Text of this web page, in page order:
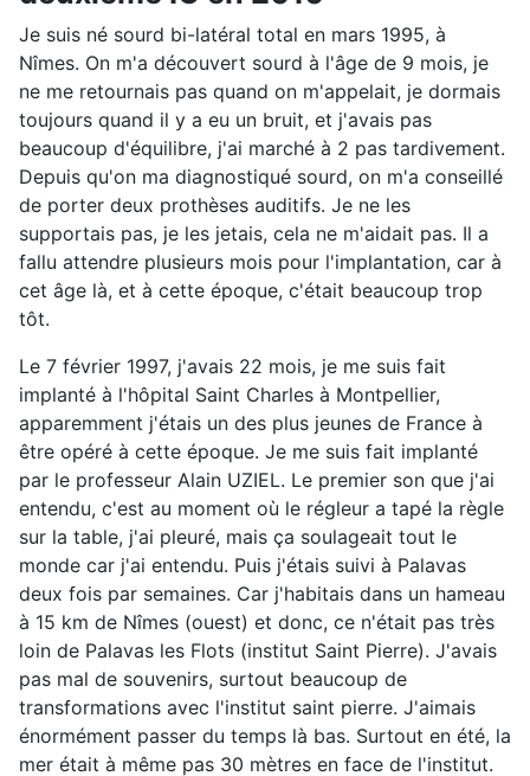
Je suis né sourd bi-latéral total en mars 1995, à
Nîmes. On m'a découvert sourd à l'âge de 9 mois, je
ne me retournais pas quand on m'appelait, je dormais
toujours quand il y a eu un bruit, et j'avais pas
beaucoup d'équilibre, j'ai marché à 2 pas tardivement.
Depuis qu'on ma diagnostiqué sourd, on m'a conseillé
de porter deux prothèses auditifs. Je ne les
supportais pas, je les jetais, cela ne m'aidait pas. Il a
fallu attendre plusieurs mois pour l'implantation, car à
cet âge là, et à cette époque, c'était beaucoup trop
tôt.
Le 7 février 1997, j'avais 22 mois, je me suis fait
implanté à l'hôpital Saint Charles à Montpellier,
apparemment j'étais un des plus jeunes de France à
être opéré à cette époque. Je me suis fait implanté
par le professeur Alain UZIEL. Le premier son que j'ai
entendu, c'est au moment où le régleur a tapé la règle
sur la table, j'ai pleuré, mais ça soulageait tout le
monde car j'ai entendu. Puis j'étais suivi à Palavas
deux fois par semaines. Car j'habitais dans un hameau
à 15 km de Nîmes (ouest) et donc, ce n'était pas très
loin de Palavas les Flots (institut Saint Pierre). J'avais
pas mal de souvenirs, surtout beaucoup de
transformations avec l'institut saint pierre. J'aimais
énormément passer du temps là bas. Surtout en été, la
mer était à même pas 30 mètres en face de l'institut.